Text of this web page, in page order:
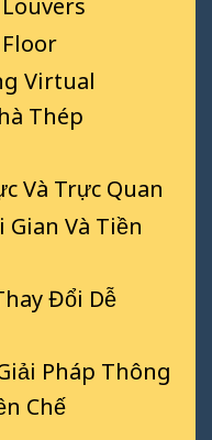
Virtual
Thép
Và Trực Quan
Và Tiền
Đổi Dễ
Pháp Thông
Chế